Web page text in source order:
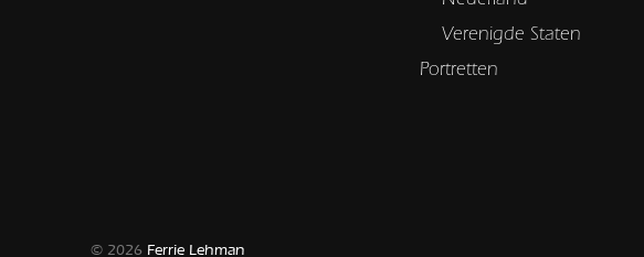
Verenigde Staten
Portretten
© 2026 Ferrie Lehman